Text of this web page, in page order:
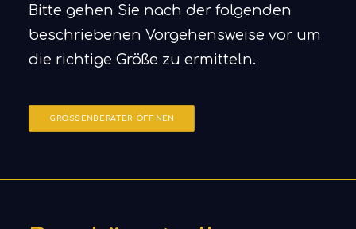
Bitte gehen Sie nach der folgenden
beschriebenen Vorgehensweise vor um
die richtige Größe zu ermitteln.
GRÖSSENBERATER ÖFFNEN